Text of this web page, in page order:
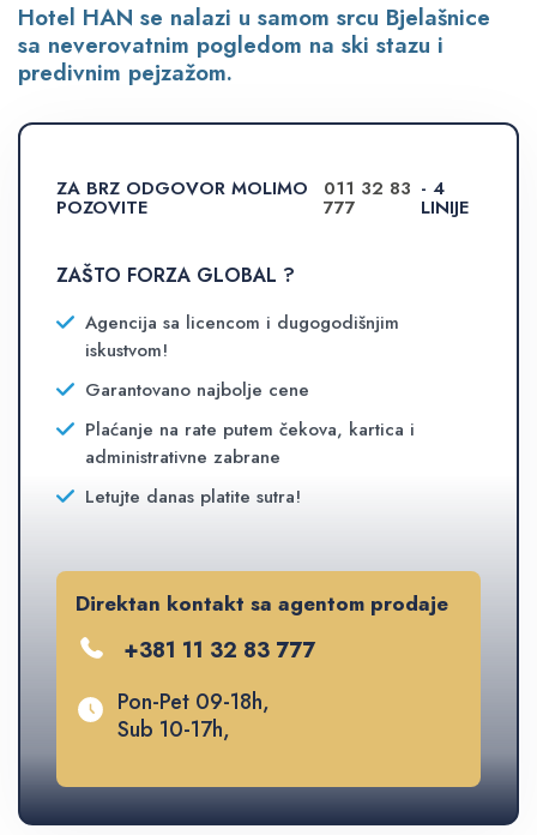
Hotel HAN se nalazi u samom srcu Bjelašnice
sa neverovatnim pogledom na ski stazu i
predivnim pejzažom.
ZA BRZ ODGOVOR MOLIMO
POZOVITE
011 32 83
777
- 4
LINIJE
ZAŠTO FORZA GLOBAL ?
Agencija sa licencom i dugogodišnjim
iskustvom!
Garantovano najbolje cene
Plaćanje na rate putem čekova, kartica i
administrativne zabrane
Letujte danas platite sutra!
Direktan kontakt sa agentom prodaje
+381 11 32 83 777
Pon-Pet 09-18h,
Sub 10-17h,